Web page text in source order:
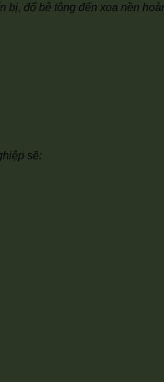
bị, đổ bê tông đến xoa nền
sẽ: